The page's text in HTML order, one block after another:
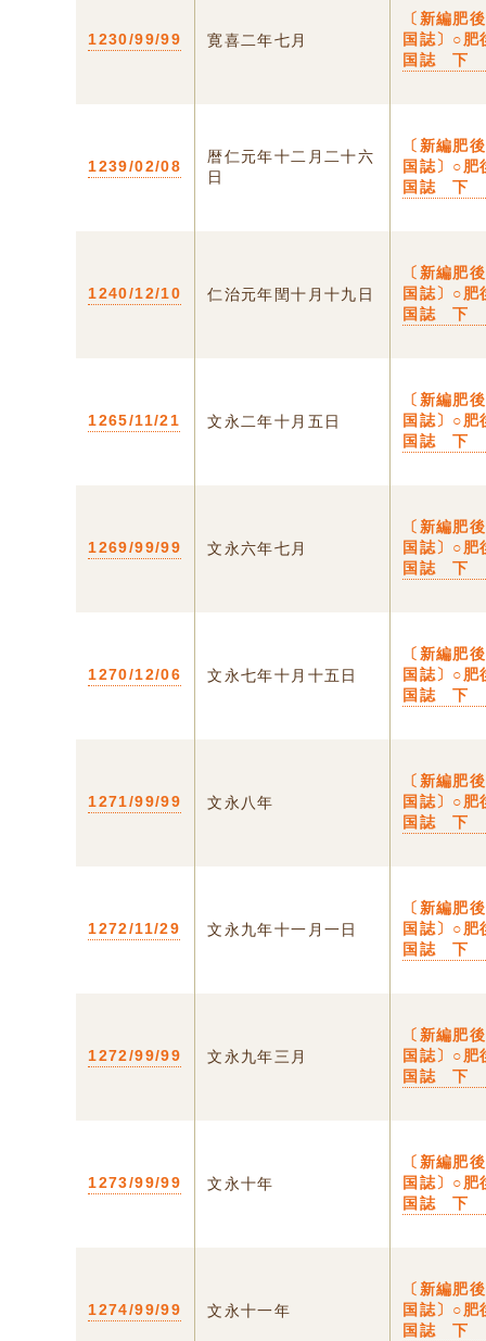
1230/99/99 寛喜二年七月
〔新編肥後
国誌〕○肥
国誌 下
1239/02/08
暦仁元年十二月二十六
日
〔新編肥後
国誌〕○肥
国誌 下
1240/12/10 仁治元年閏十月十九日
〔新編肥後
国誌〕○肥
国誌 下
1265/11/21 文永二年十月五日
〔新編肥後
国誌〕○肥
国誌 下
1269/99/99 文永六年七月
〔新編肥後
国誌〕○肥
国誌 下
1270/12/06 文永七年十月十五日
〔新編肥後
国誌〕○肥
国誌 下
1271/99/99 文永八年
〔新編肥後
国誌〕○肥
国誌 下
1272/11/29 文永九年十一月一日
〔新編肥後
国誌〕○肥
国誌 下
1272/99/99 文永九年三月
〔新編肥後
国誌〕○肥
国誌 下
1273/99/99 文永十年
〔新編肥後
国誌〕○肥
国誌 下
1274/99/99 文永十一年
〔新編肥後
国誌〕○肥
国誌 下